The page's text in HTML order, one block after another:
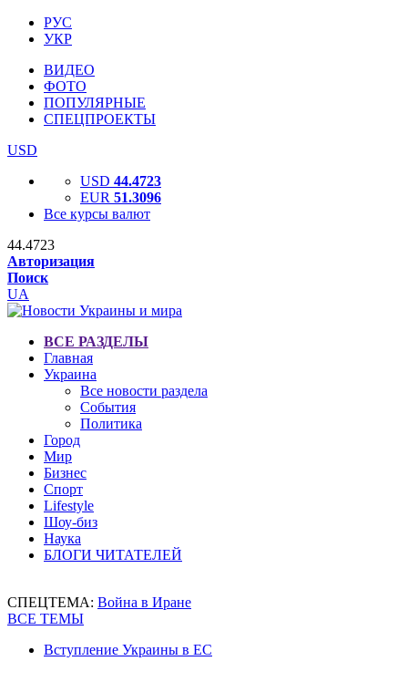
РУС
УКР
ВИДЕО
ФОТО
ПОПУЛЯРНЫЕ
СПЕЦПРОЕКТЫ
USD
USD 44.4723
EUR 51.3096
Все курсы валют
44.4723
Авторизация
Поиск
UA
ВСЕ РАЗДЕЛЫ
Главная
Украина
Все новости раздела
События
Политика
Город
Мир
Бизнес
Спорт
Lifestyle
Шоу-биз
Наука
БЛОГИ ЧИТАТЕЛЕЙ
СПЕЦТЕМА: Война в Иране
ВСЕ ТЕМЫ
Вступление Украины в ЕС